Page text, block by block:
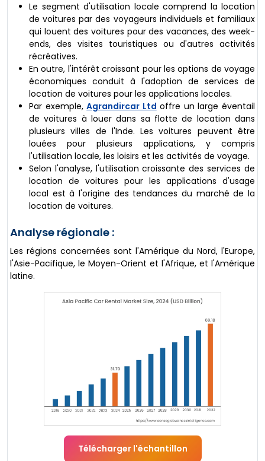
Le segment d'utilisation locale comprend la location
de voitures par des voyageurs individuels et familiaux
qui louent des voitures pour des vacances, des week-
ends, des visites touristiques ou d'autres activités
récréatives.
En outre, l'intérêt croissant pour les options de voyage
économiques conduit à l'adoption de services de
location de voitures pour les applications locales.
Par exemple,Agrandircar Ltd offre un large éventail
de voitures à louer dans sa flotte de location dans
plusieurs villes de l'Inde. Les voitures peuvent être
louées pour plusieurs applications, y compris
l'utilisation locale, les loisirs et les activités de voyage.
Selon l'analyse, l'utilisation croissante des services de
location de voitures pour les applications d'usage
local est à l'origine des tendances du marché de la
location de voitures.
Analyse régionale :
Les régions concernées sont l'Amérique du Nord, l'Europe,
l'Asie-Pacifique, le Moyen-Orient et l'Afrique, et l'Amérique
latine.
Télécharger l'échantillon